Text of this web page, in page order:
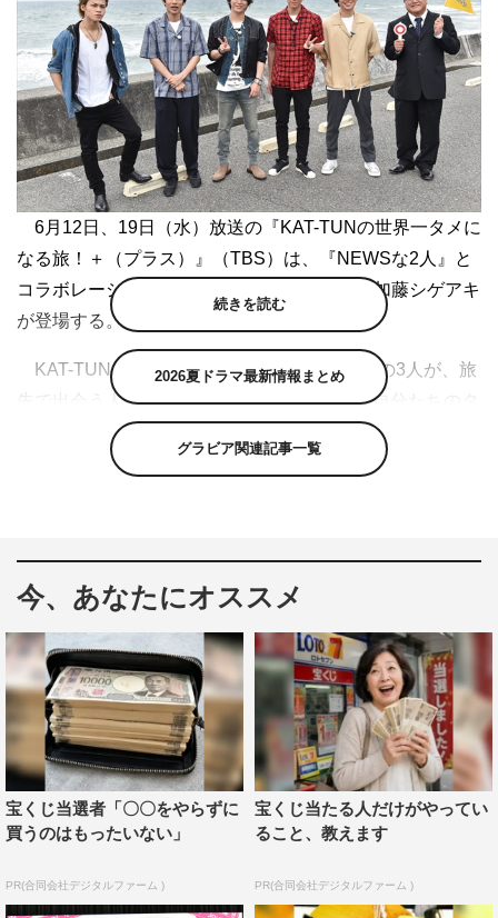
6月12日、19日（水）放送の『KAT-TUNの世界一タメに
なる旅！＋（プラス）』（TBS）は、『NEWSな2人』と
コラボレーションし、NEWSの小山慶一郎と加藤シゲアキ
が登場する。
KAT-TUNの亀梨和也、上田竜也、中丸雄一の3人が、旅
先で出会う人のタメ、視聴者のタメ、そして自分たちのタ
メに、日本各地であらゆるテーマの旅を敢行し、旅先で奮
闘する様子が好評を博している『タメ旅＋』。今回は
題し、江の島の各所をバスツアー形式で周遊。次々と襲い
掛かる「ボケ」に対して5人が「ツッコミ」を繰り返し、
ツッコミのクオリティを判定員であるカンニング竹山が判
定。「ツッコミ正解」の判定を全員が受けるまで次の場所
に進めないという厳しい企画に挑む。
19日の放送では、「色男しか食べられない！イケメング
ルメツアー！」と題し、鎌倉の人気グルメスポットを巡
る。行く先々で店員さんが紹介するグルメを受け取る際、
ら選ばれた「色男チーム」のみがおいしい料理にありつけ
続きを読む
2026夏ドラマ最新情報まとめ
グラビア関連記事一覧
今、あなたにオススメ
宝くじ当選者「〇〇をやらずに
買うのはもったいない」
PR(合同会社デジタルファーム )
宝くじ当たる人だけがやってい
ること、教えます
PR(合同会社デジタルファーム )